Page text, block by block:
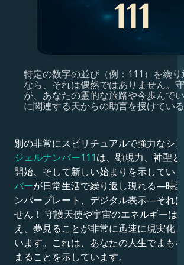
特定の数字の並び（例：111）を繰
なら、それは偶然ではありません。
が、あなたの霊的な旅路や今歩んで
に関連する天からの助言を授けてい
別の非常にスピリチュアルで強力なシ
ジェルナンバー111は、顕現力、神聖と
開始、そして新しい始まりを示してい
バーが日常生活で繰り返し現れる—時計
ンバープレート、デジタル表示—それ
せん！ 守護天使や宇宙のエネルギーは
え、夢見ることが非常に迅速に現実化
います。これは、あなたの人生でまもな
まることを示しています。